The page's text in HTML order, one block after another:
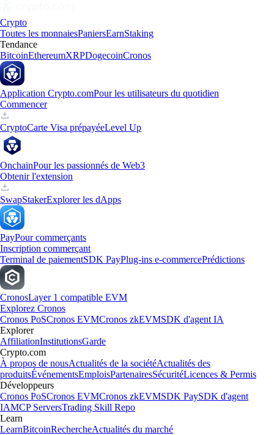
Crypto
Toutes les monnaiesPaniersEarnStaking
Tendance
BitcoinEthereumXRPDogecoinCronos
Application Crypto.comPour les utilisateurs du quotidien
Commencer
CryptoCarte Visa prépayéeLevel Up
OnchainPour les passionnés de Web3
Obtenir l'extension
SwapStakerExplorer les dApps
PayPour commerçants
Inscription commerçant
Terminal de paiementSDK PayPlug-ins e-commercePrédictions
CronosLayer 1 compatible EVM
Explorez Cronos
Cronos PoSCronos EVMCronos zkEVMSDK d'agent IA
Explorer
AffiliationInstitutionsGarde
Crypto.com
À propos de nousActualités de la sociétéActualités des
produitsÉvénementsEmploisPartenairesSécuritéLicences & Permis
Développeurs
Cronos PoSCronos EVMCronos zkEVMSDK PaySDK d'agent
IAMCP ServersTrading Skill Repo
Learn
LearnBitcoinRechercheActualités du marché